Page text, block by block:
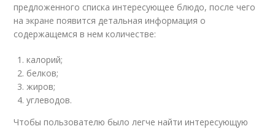
предложенного списка интересующее блюдо, после чего
на экране появится детальная информация о
содержащемся в нем количестве:
калорий;
белков;
жиров;
углеводов.
Чтобы пользователю было легче найти интересующую